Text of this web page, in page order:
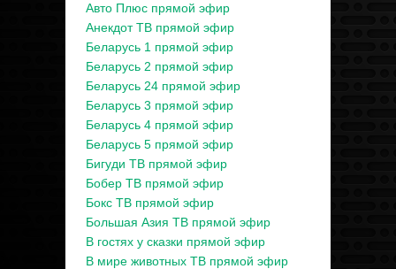
Авто Плюс прямой эфир
Анекдот ТВ прямой эфир
Беларусь 1 прямой эфир
Беларусь 2 прямой эфир
Беларусь 24 прямой эфир
Беларусь 3 прямой эфир
Беларусь 4 прямой эфир
Беларусь 5 прямой эфир
Бигуди ТВ прямой эфир
Бобер ТВ прямой эфир
Бокс ТВ прямой эфир
Большая Азия ТВ прямой эфир
В гостях у сказки прямой эфир
В мире животных ТВ прямой эфир